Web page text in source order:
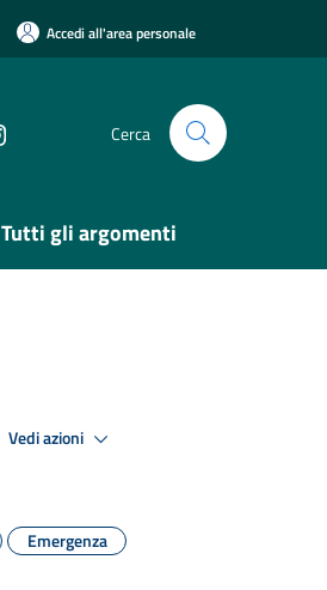
Accedi all'area personale
Cerca
Tutti gli argomenti
Vedi azioni
Emergenza